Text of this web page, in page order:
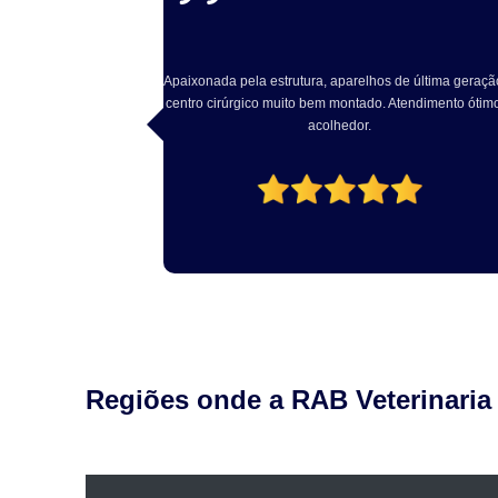
Excelente atendimento, Dr Rodrigo solícito e atencioso
com o pet. Excelente estrutura local. Recomendo!
Regiões onde a RAB Veterinaria